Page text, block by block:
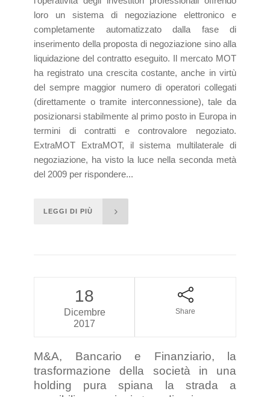
loro un sistema di negoziazione elettronico e
completamente automatizzato dalla fase di
inserimento della proposta di negoziazione sino alla
liquidazione del contratto eseguito. Il mercato MOT
ha registrato una crescita costante, anche in virtù
del sempre maggior numero di operatori collegati
(direttamente o tramite interconnessione), tale da
posizionarsi stabilmente al primo posto in Europa in
termini di contratti e controvalore negoziato.
ExtraMOT ExtraMOT, il sistema multilaterale di
negoziazione, ha visto la luce nella seconda metà
del 2009 per rispondere...
LEGGI DI PIÙ
18
Dicembre
2017
Share
M&A, Bancario e Finanziario, la
trasformazione della società in una
holding pura spiana la strada a